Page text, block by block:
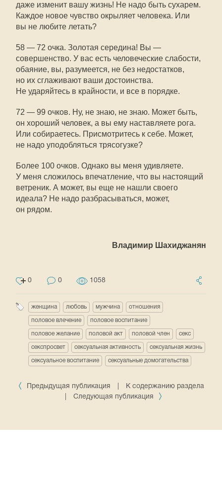
даже изменит вашу жизнь! Не надо быть сухарем.
Каждое новое чувство окрыляет человека. Или
вы не любите летать?
58 — 72 очка. Золотая середина! Вы —
совершенство. У вас есть человеческие слабости,
обаяние, вы, разумеется, не без недостатков,
но их сглаживают ваши достоинства.
Не ударяйтесь в крайности, и все в порядке.
72 — 99 очков. Ну, не знаю, не знаю. Может быть,
он хороший человек, а вы ему наставляете рога.
Или собираетесь. Присмотритесь к себе. Может,
не надо уподобляться трясогузке?
Более 100 очков. Однако вы меня удивляете.
У меня сложилось впечатление, что вы настоящий
ветреник. А может, вы еще не нашли своего
идеала? Не надо разбрасываться, может,
он рядом.
Владимир Шахиджанян
0 0 1058
женщина любовь мужчина отношения
половое влечение половое воспитание
половое желание половой акт половой член секс
секспросвет сексуальная активность сексуальная жизнь
сексуальное воспитание сексуальные домогательства
Предыдущая публикация
К содержанию раздела
Следующая публикация